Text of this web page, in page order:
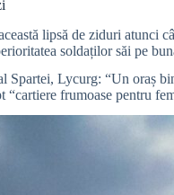
lipsă de ziduri
soldaților săi pe
Spartei, Lycurg: “Un oraș
frumoase pentru